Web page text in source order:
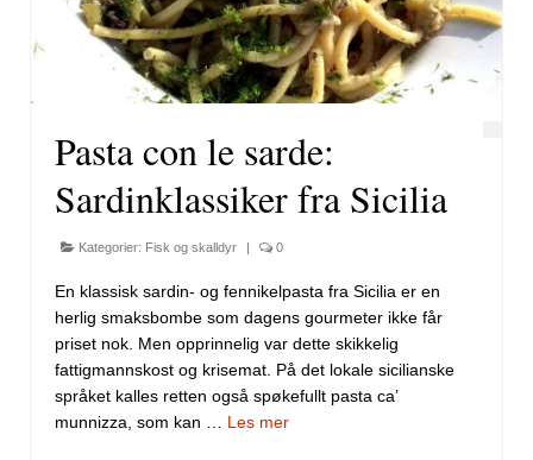
Pasta con le sarde:
Sardinklassiker fra Sicilia
Kategorier: Fisk og skalldyr | 0
En klassisk sardin- og fennikelpasta fra Sicilia er en
herlig smaksbombe som dagens gourmeter ikke får
priset nok. Men opprinnelig var dette skikkelig
fattigmannskost og krisemat. På det lokale sicilianske
språket kalles retten også spøkefullt pasta ca’
munnizza, som kan … Les mer